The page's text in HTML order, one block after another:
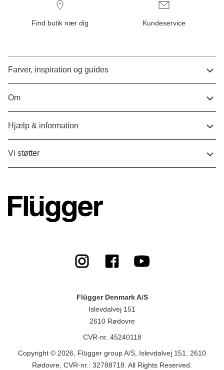
Find butik nær dig Kundeservice
Farver, inspiration og guides
Om
Hjælp & information
Vi støtter
Flügger Denmark A/S
Islevdalvej 151
2610 Rødovre
CVR-nr. 45240118
Copyright © 2026, Flügger group A/S, Islevdalvej 151, 2610
Rødovre, CVR-nr.: 32788718. All Rights Reserved.